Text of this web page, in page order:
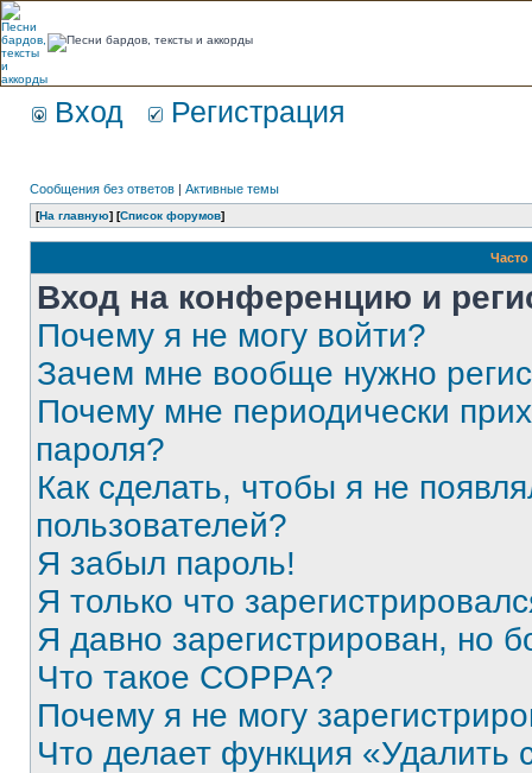
Вход Регистрация
Сообщения без ответов | Активные темы
[На главную] [Список форумов]
Вход на конференцию и
Почему я не могу войти?
Зачем мне вообще нужно
Почему мне периодически
пароля?
Как сделать, чтобы я не
пользователей?
Я забыл пароль!
Я только что
Я давно зарегистрирован, но
Что такое COPPA?
Почему я не могу
Что делает функция «Удалить